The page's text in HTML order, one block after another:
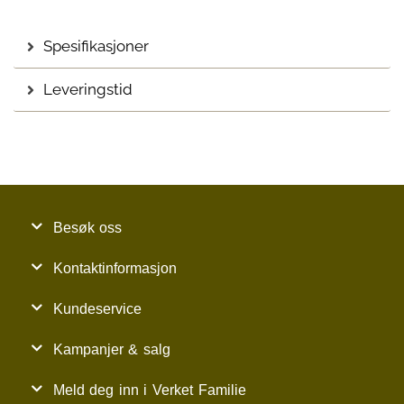
Spesifikasjoner
Leveringstid
Besøk oss
Kontaktinformasjon
Kundeservice
Kampanjer & salg
Meld deg inn i Verket Familie